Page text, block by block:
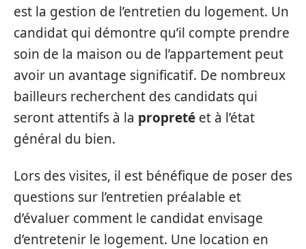
est la gestion de l’entretien du logement. Un
candidat qui démontre qu’il compte prendre
soin de la maison ou de l’appartement peut
avoir un avantage significatif. De nombreux
bailleurs recherchent des candidats qui
seront attentifs à la propreté et à l’état
général du bien.
Lors des visites, il est bénéfique de poser des
questions sur l’entretien préalable et
d’évaluer comment le candidat envisage
d’entretenir le logement. Une location en